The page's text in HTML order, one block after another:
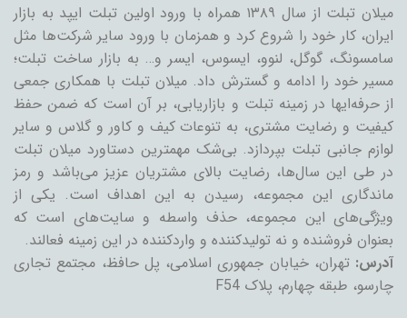
میلان تبلت از سال ۱۳۸۹ همراه با ورود اولین تبلت ایپد به بازار
ایران، کار خود را شروع کرد و همزمان با ورود سایر شرکت‌ها مثل
سامسونگ، گوگل، لنوو، ایسوس، ایسر و… به بازار ساخت تبلت؛
مسیر خود را ادامه و گسترش داد. میلان تبلت با همکاری جمعی
از حرفه‌ایها در زمینه تبلت و بازاریابی، بر آن است که ضمن حفظ
کیفیت و رضایت مشتری، به تنوعات کیف و کاور و گلاس و سایر
لوازم جانبی تبلت بپردازد. بی‌شک مهمترین دستاورد میلان تبلت
در طی این سال‌ها، رضایت بالای مشتریان عزیز می‌باشد و رمز
ماندگاری این مجموعه، رسیدن به این اهداف است. یکی از
ویژگی‌های این مجموعه، حذف واسطه و سایت‌های است که
بعنوان فروشنده و نه تولیدکننده و واردکننده در این زمینه فعالند.
آدرس: تهران، خیابان جمهوری اسلامی، پل حافظ، مجتمع تجاری
چارسو، طبقه چهارم، پلاک F54